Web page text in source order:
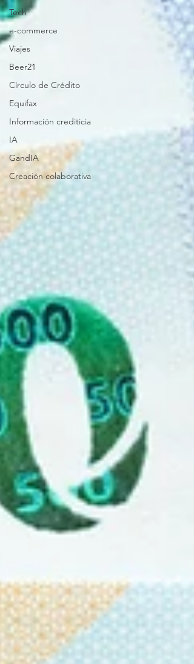
Tech
e-commerce
Viajes
Beer21
Círculo de Crédito
Equifax
Información crediticia
IA
GandIA
Creación colaborativa